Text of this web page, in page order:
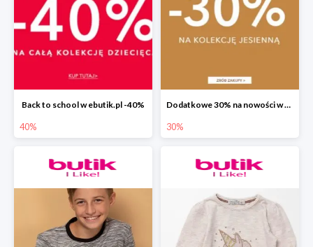
Back to school w ebutik.pl -40%
40%
Dodatkowe 30% na nowości w ebutik.pl
30%